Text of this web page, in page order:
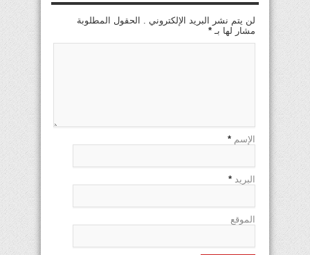
لن يتم نشر البريد الإلكتروني . الحقول المطلوبة
مشار لها بـ *
الإسم *
البريد *
الموقع